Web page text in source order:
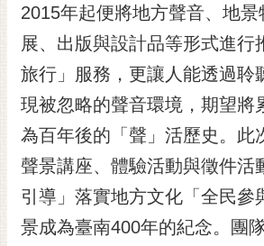
訂
閱
RSS
訂
閱
電
子
報
市
2015年起便將地方聲音、地景
展、出版與設計品等形式進行
旅行」服務，更讓人能透過聆
現被忽略的聲音環境，期望將
為百年後的「聲」活歷史。此
聲景講座、體驗活動與徵件活
引導」落實地方文化「全民參
景成為臺南400年的紀念。團